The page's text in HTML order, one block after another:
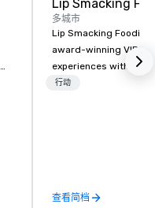
Lip Smacking
多城市
Lip Smacking Foodie
award-winning VIP
experiences with
restaurants
and craft cocktails at
行动
查看简档